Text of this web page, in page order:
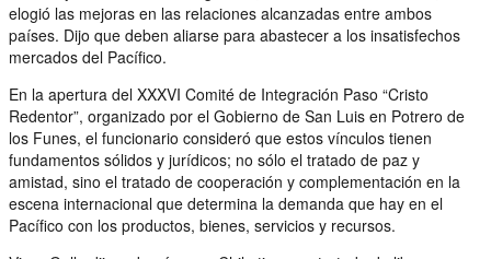
elogió las mejoras en las relaciones alcanzadas entre ambos
países. Dijo que deben aliarse para abastecer a los insatisfechos
mercados del Pacífico.
En la apertura del XXXVI Comité de Integración Paso “Cristo
Redentor”, organizado por el Gobierno de San Luis en Potrero de
los Funes, el funcionario consideró que estos vínculos tienen
fundamentos sólidos y jurídicos; no sólo el tratado de paz y
amistad, sino el tratado de cooperación y complementación en la
escena internacional que determina la demanda que hay en el
Pacífico con los productos, bienes, servicios y recursos.